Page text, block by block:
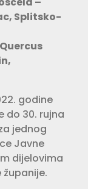
Splitsko-
godine
do 30. rujna
jednog
Javne
dijelovima